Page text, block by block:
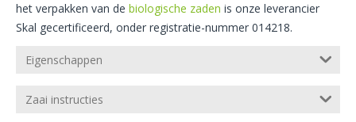
het verpakken van de biologische zaden is onze leverancier
Skal gecertificeerd, onder registratie-nummer 014218.
Eigenschappen
Zaai instructies